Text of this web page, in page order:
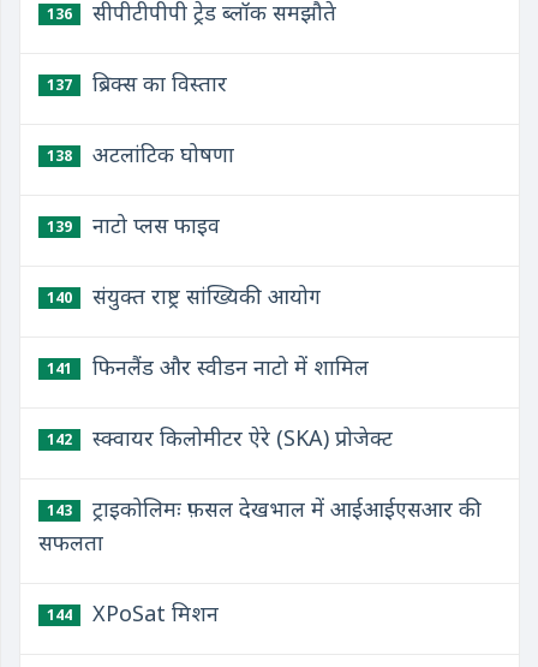
136 सीपीटीपीपी ट्रेड ब्लॉक समझौते
137 ब्रिक्स का विस्तार
138 अटलांटिक घोषणा
139 नाटो प्लस फाइव
140 संयुक्त राष्ट्र सांख्यिकी आयोग
141 फिनलैंड और स्वीडन नाटो में शामिल
142 स्क्वायर किलोमीटर ऐरे (SKA) प्रोजेक्ट
143
ट्राइकोलिमः फ़सल देखभाल में आईआईएसआर की
सफलता
144 XPoSat मिशन